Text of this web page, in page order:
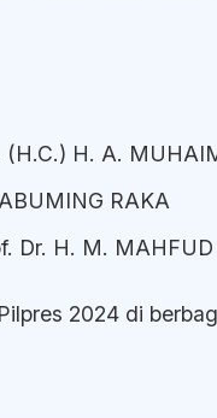
(H.C.) H. A.
RAKA
Dr. H. M.
2024 di